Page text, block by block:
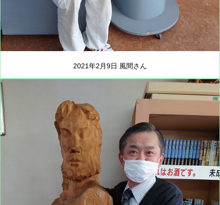
2021年2月9日 風間さん